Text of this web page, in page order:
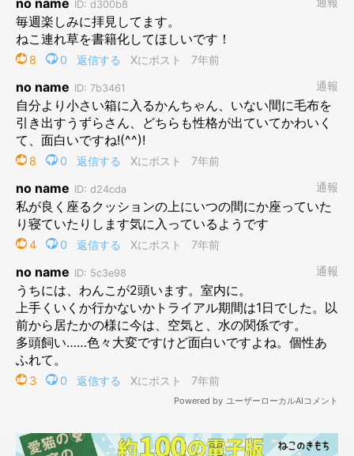
プロフィール